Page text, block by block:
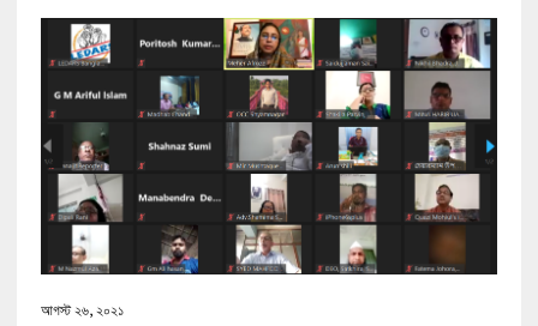
আগস্ট ২৬, ২০২১